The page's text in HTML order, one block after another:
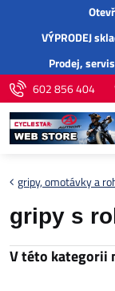
VÝPRODEJ
Prodej,servis
602 856 404
gripy, omotávky a
gripy s